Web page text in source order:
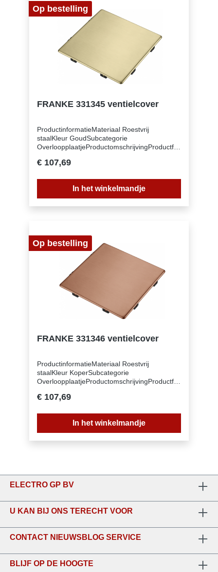
Op bestelling
FRANKE 331345 ventielcover
ProductinformatieMateriaal Roestvrij
staalKleur GoudSubcategorie
OverloopplaatjeProductomschrijvingProductfa
€ 107,69
In het winkelmandje
Op bestelling
FRANKE 331346 ventielcover
ProductinformatieMateriaal Roestvrij
staalKleur KoperSubcategorie
OverloopplaatjeProductomschrijvingProductfa
€ 107,69
In het winkelmandje
ELECTRO GP BV
U KAN BIJ ONS TERECHT VOOR
CONTACT NIEUWSBLOG SERVICE
BLIJF OP DE HOOGTE